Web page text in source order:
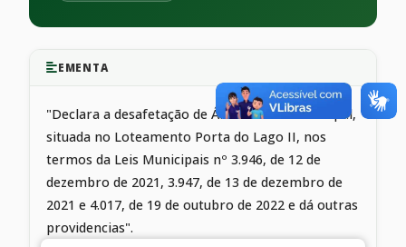
EMENTA
"Declara a desafetação de Área Pública Municipal,
situada no Loteamento Porta do Lago II, nos
termos da Leis Municipais nº 3.946, de 12 de
dezembro de 2021, 3.947, de 13 de dezembro de
2021 e 4.017, de 19 de outubro de 2022 e dá outras
providencias".